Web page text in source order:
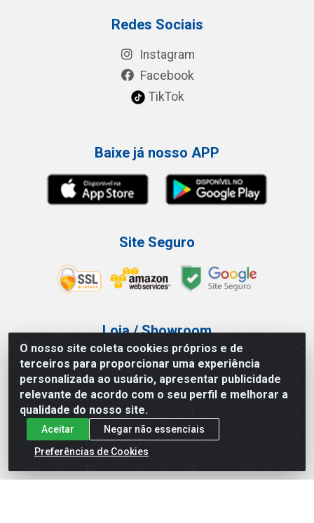
O nosso site coleta cookies próprios e de
terceiros para proporcionar uma experiência
personalizada ao usuário, apresentar publicidade
relevante de acordo com o seu perfil e melhorar a
qualidade do nosso site.
Aceitar
Negar não essenciais
Preferências de Cookies
Redes Sociais
Instagram
Facebook
TikTok
Baixe já nosso APP
Site Seguro
Loja / Showroom
Tel.: (11) 3227-0546
Av Vautier, 587/597 - Pari - São Paulo/SP
Atef Distribuidora LTDA - Av. Vautier, 585/597 - Pari - São
Paulo/SP - CEP 03.032-000 - CNPJ 27.717.135/0001-29